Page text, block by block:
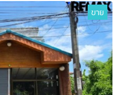
ขาย